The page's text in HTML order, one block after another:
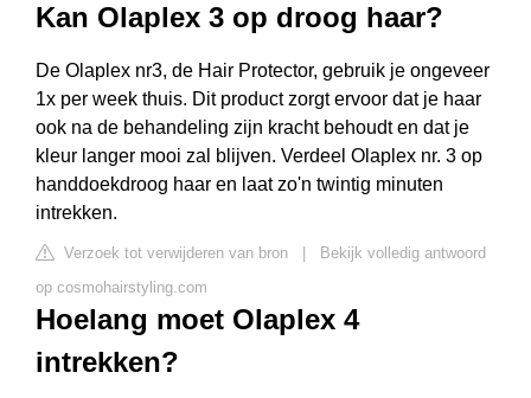
Kan Olaplex 3 op droog haar?
De Olaplex nr3, de Hair Protector, gebruik je ongeveer
1x per week thuis. Dit product zorgt ervoor dat je haar
ook na de behandeling zijn kracht behoudt en dat je
kleur langer mooi zal blijven. Verdeel Olaplex nr. 3 op
handdoekdroog haar en laat zo'n twintig minuten
intrekken.
Verzoek tot verwijderen van bron
Bekijk volledig antwoord
op cosmohairstyling.com
Hoelang moet Olaplex 4
intrekken?